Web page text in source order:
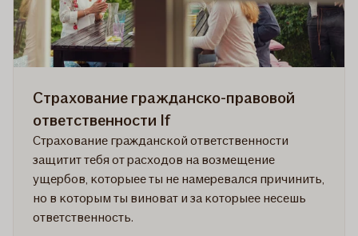
Страхование гражданско-правовой
ответственности If
Страхование гражданской ответственности
защитит тебя от расходов на возмещение
ущербов, которыеe ты не намеревался причинить,
но в которым ты виноват и за которыеe несешь
ответственность.